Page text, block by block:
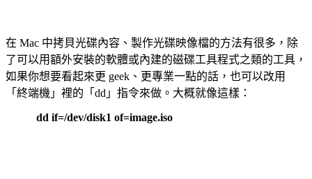
在 Mac 中拷貝光碟內容、製作光碟映像檔的方法有很多，除
了可以用額外安裝的軟體或內建的磁碟工具程式之類的工具，
如果你想要看起來更 geek、更專業一點的話，也可以改用
「終端機」裡的「dd」指令來做。大概就像這樣：
dd if=/dev/disk1 of=image.iso